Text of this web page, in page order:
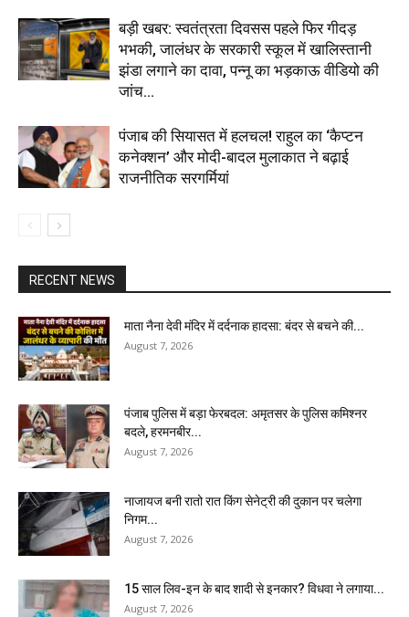
बड़ी खबर: स्वतंत्रता दिवसस पहले फिर गीदड़
भभकी, जालंधर के सरकारी स्कूल में खालिस्तानी
झंडा लगाने का दावा, पन्नू का भड़काऊ वीडियो की
जांच...
पंजाब की सियासत में हलचल! राहुल का ‘कैप्टन
कनेक्शन’ और मोदी-बादल मुलाकात ने बढ़ाई
राजनीतिक सरगर्मियां
RECENT NEWS
माता नैना देवी मंदिर में दर्दनाक हादसा: बंदर से बचने की...
August 7, 2026
पंजाब पुलिस में बड़ा फेरबदल: अमृतसर के पुलिस कमिश्नर
बदले, हरमनबीर...
August 7, 2026
नाजायज बनी रातो रात किंग सेनेट्री की दुकान पर चलेगा
निगम...
August 7, 2026
15 साल लिव-इन के बाद शादी से इनकार? विधवा ने लगाया...
August 7, 2026